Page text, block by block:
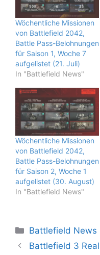
Wöchentliche Missionen
von Battlefield 2042,
Battle Pass-Belohnungen
für Saison 1, Woche 7
aufgelistet (21. Juli)
In "Battlefield News"
Wöchentliche Missionen
von Battlefield 2042,
Battle Pass-Belohnungen
für Saison 2, Woche 1
aufgelistet (30. August)
In "Battlefield News"
Kategorien
Battlefield News
Battlefield 3